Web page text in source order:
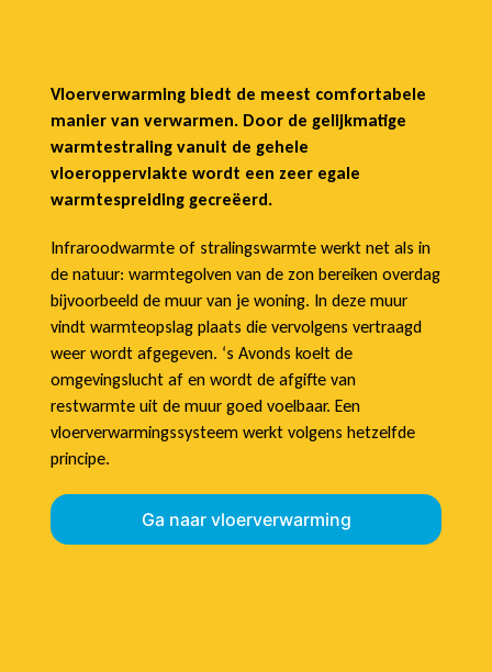
Vloerverwarming biedt de meest comfortabele
manier van verwarmen. Door de gelijkmatige
warmtestraling vanuit de gehele
vloeroppervlakte wordt een zeer egale
warmtespreiding gecreëerd.
Infraroodwarmte of stralingswarmte werkt net als in
de natuur: warmtegolven van de zon bereiken overdag
bijvoorbeeld de muur van je woning. In deze muur
vindt warmteopslag plaats die vervolgens vertraagd
weer wordt afgegeven. ‘s Avonds koelt de
omgevingslucht af en wordt de afgifte van
restwarmte uit de muur goed voelbaar. Een
vloerverwarmingssysteem werkt volgens hetzelfde
principe.
Ga naar vloerverwarming